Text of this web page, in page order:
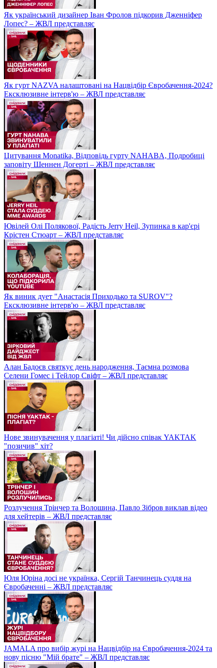
Як український дизайнер Іван Фролов підкорив Дженніфер
Лопес? – ЖВЛ представляє
Як гурт NAZVA налаштовані на Нацвідбір Євробачення-2024?
Ексклюзивне інтерв'ю – ЖВЛ представляє
Цитування Monatikа, Відповідь гурту NAHABA, Подробиці
заповіту Шеннен Догерті – ЖВЛ представляє
Ювілей Олі Полякової, Радість Jerry Heil, Зупинка в кар'єрі
Крістен Стюарт – ЖВЛ представляє
Як виник дует "Анастасія Приходько та SUROV"?
Ексклюзивне інтерв'ю – ЖВЛ представляє
Алан Бадоєв святкує день народження, Таємна розмова
Селени Гомес і Тейлор Свіфт – ЖВЛ представляє
Нове звинувачення у плагіаті! Чи дійсно співак YAKTAK
"позичив" хіт?
Розлучення Трінчер та Волошина, Павло Зібров виклав відео
для хейтерів – ЖВЛ представляє
Юля Юріна досі не українка, Сергій Танчинець суддя на
Євробаченні – ЖВЛ представляє
JAMALA про вибір журі на Нацвідбір на Євробачення-2024 та
нову пісню "Мій брате" – ЖВЛ представляє